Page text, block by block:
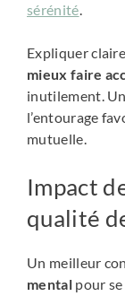
sérénité.
Expliquer
mieux faire
inutilement.
l’entourage
mutuelle.
Impact
qualité
Un meilleur
mentalpour se